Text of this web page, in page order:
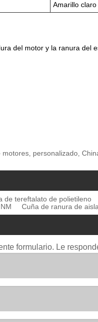
Amarillo claro
del motor y la ranura del
personalizado,
de tereftalato de polietileno
Cuña de ranura de
formulario. Le